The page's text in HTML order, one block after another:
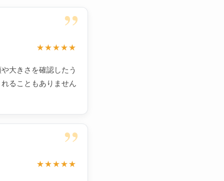
”
★★★★★
大きさを確認したう
ることもありません
”
★★★★★